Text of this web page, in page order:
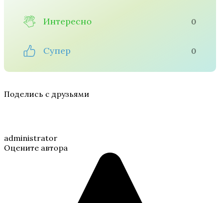
Интересно 0
Супер 0
Поделись с друзьями
administrator
Оцените автора